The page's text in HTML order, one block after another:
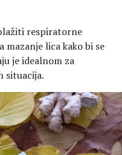
respiratorne
mazanje lica kako bi se
je idealnom za
situacija.